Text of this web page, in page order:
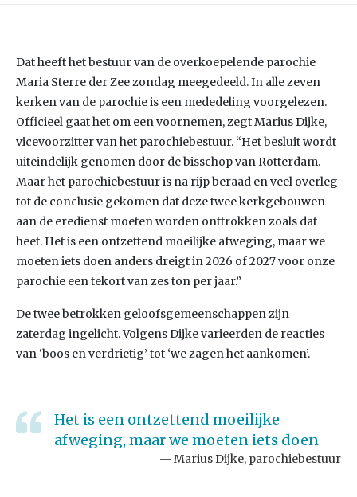
Dat heeft het bestuur van de overkoepelende parochie
Maria Sterre der Zee zondag meegedeeld. In alle zeven
kerken van de parochie is een mededeling voorgelezen.
Officieel gaat het om een voornemen, zegt Marius Dijke,
vicevoorzitter van het parochiebestuur. “Het besluit wordt
uiteindelijk genomen door de bisschop van Rotterdam.
Maar het parochiebestuur is na rijp beraad en veel overleg
tot de conclusie gekomen dat deze twee kerkgebouwen
aan de eredienst moeten worden onttrokken zoals dat
heet. Het is een ontzettend moeilijke afweging, maar we
moeten iets doen anders dreigt in 2026 of 2027 voor onze
parochie een tekort van zes ton per jaar.”
De twee betrokken geloofsgemeenschappen zijn
zaterdag ingelicht. Volgens Dijke varieerden de reacties
van ‘boos en verdrietig’ tot ‘we zagen het aankomen’.
Het is een ontzettend moeilijke
afweging, maar we moeten iets doen
Marius Dijke, parochiebestuur